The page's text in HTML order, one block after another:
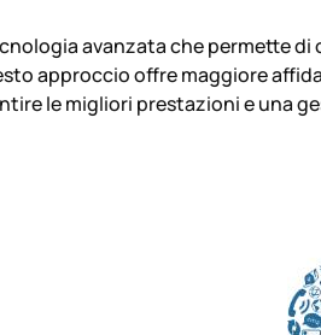
avanzata che permette
approccio offre maggiore
le migliori prestazioni e una